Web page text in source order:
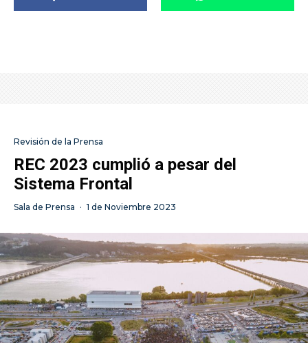
Revisión de la Prensa
REC 2023 cumplió a pesar del
Sistema Frontal
Sala de Prensa · 1 de Noviembre 2023